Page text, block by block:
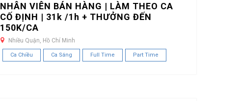
NHÂN VIÊN BÁN HÀNG | LÀM THEO CA
CỐ ĐỊNH | 31k /1h + THƯỞNG ĐẾN
150K/CA
Nhiều Quận, Hồ Chí Minh
Ca Chiều Ca Sáng Full Time Part Time